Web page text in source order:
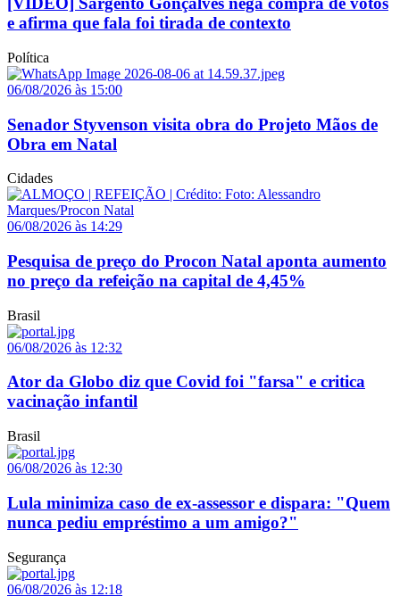
e afirma que fala foi tirada de contexto
Política
06/08/2026 às 15:00
Senador Styvenson visita obra do Projeto Mãos de
Obra em Natal
Cidades
06/08/2026 às 14:29
Pesquisa de preço do Procon Natal aponta aumento
no preço da refeição na capital de 4,45%
Brasil
06/08/2026 às 12:32
Ator da Globo diz que Covid foi "farsa" e critica
vacinação infantil
Brasil
06/08/2026 às 12:30
Lula minimiza caso de ex-assessor e dispara: "Quem
nunca pediu empréstimo a um amigo?"
Segurança
06/08/2026 às 12:18